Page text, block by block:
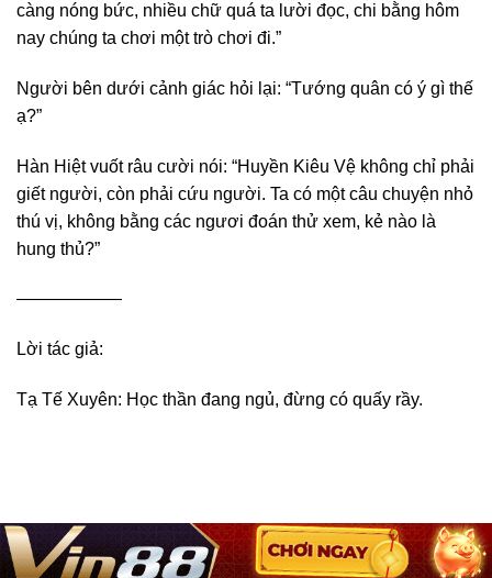
càng nóng bức, nhiều chữ quá ta lười đọc, chi bằng hôm
nay chúng ta chơi một trò chơi đi.”
Người bên dưới cảnh giác hỏi lại: “Tướng quân có ý gì thế
ạ?”
Hàn Hiệt vuốt râu cười nói: “Huyền Kiêu Vệ không chỉ phải
giết người, còn phải cứu người. Ta có một câu chuyện nhỏ
thú vị, không bằng các ngươi đoán thử xem, kẻ nào là
hung thủ?”
——————
Lời tác giả:
Tạ Tế Xuyên: Học thần đang ngủ, đừng có quấy rầy.